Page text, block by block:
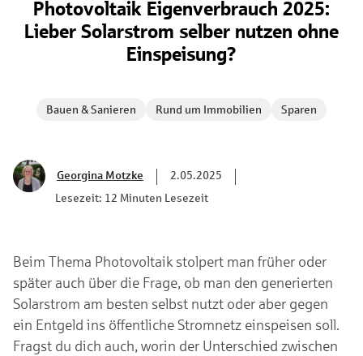
Photovoltaik Eigenverbrauch 2025:
Lieber Solarstrom selber nutzen ohne
Einspeisung?
Bauen & Sanieren Rund um Immobilien Sparen
Georgina Motzke
2.05.2025
Lesezeit: 12 Minuten Lesezeit
Beim Thema Photovoltaik stolpert man früher oder
später auch über die Frage, ob man den generierten
Solarstrom am besten selbst nutzt oder aber gegen
ein Entgeld ins öffentliche Stromnetz einspeisen soll.
Fragst du dich auch, worin der Unterschied zwischen